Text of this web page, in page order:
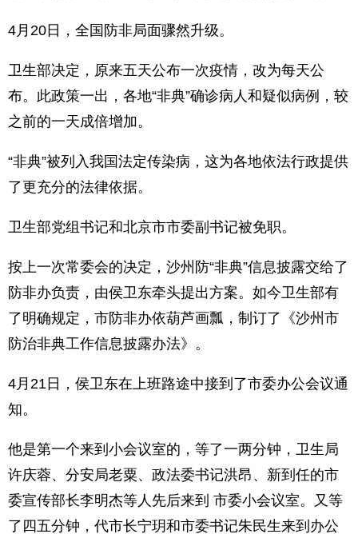
4月20日，全国防非局面骤然升级。
卫生部决定，原来五天公布一次疫情，改为每天公
布。此政策一出，各地“非典”确诊病人和疑似病例，较
之前的一天成倍增加。
“非典”被列入我国法定传染病，这为各地依法行政提供
了更充分的法律依据。
卫生部党组书记和北京市市委副书记被免职。
按上一次常委会的决定，沙州防“非典”信息披露交给了
防非办负责，由侯卫东牵头提出方案。如今卫生部有
了明确规定，市防非办依葫芦画瓢，制订了《沙州市
防治非典工作信息披露办法》。
4月21日，侯卫东在上班路途中接到了市委办公会议通
知。
他是第一个来到小会议室的，等了一两分钟，卫生局
许庆蓉、分安局老粟、政法委书记洪昂、新到任的市
委宣传部长李明杰等人先后来到 市委小会议室。又等
了四五分钟，代市长宁玥和市委书记朱民生来到办公